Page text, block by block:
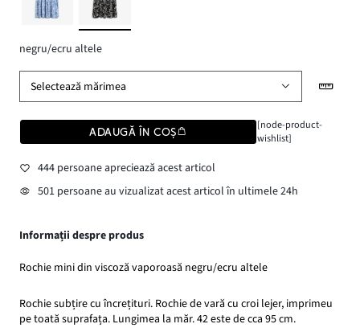
negru/ecru altele
Selectează mărimea
ADAUGĂ ÎN COȘ
[node-product-
wishlist]
444 persoane apreciează acest articol
501 persoane au vizualizat acest articol în ultimele 24h
Informații despre produs
Rochie mini din viscoză vaporoasă negru/ecru altele
Rochie subțire cu încrețituri. Rochie de vară cu croi lejer, imprimeu
pe toată suprafața. Lungimea la măr. 42 este de cca 95 cm.